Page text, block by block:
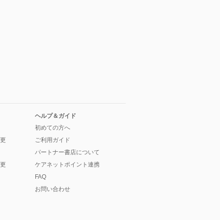
ヘルプ＆ガイド
初めての方へ
ご利用ガイド
パートナー書店について
ケアネットポイント連携
FAQ
お問い合わせ